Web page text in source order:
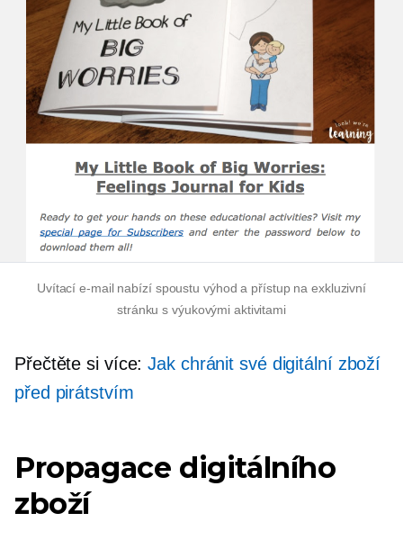
Uvítací e-mail nabízí spoustu výhod a přístup na exkluzivní
stránku s výukovými aktivitami
Přečtěte si více:Jak chránit své digitální zboží
před pirátstvím
Propagace digitálního
zboží